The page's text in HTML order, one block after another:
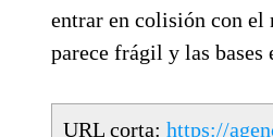
entrar en colisión con el
parece frágil y las bases
URL corta: https://